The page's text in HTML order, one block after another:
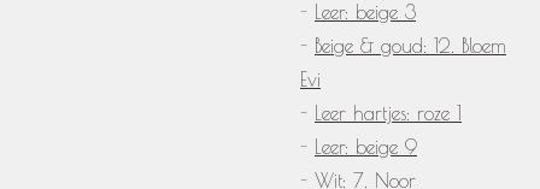
-
Leer: beige 3
- Beige & goud: 12. Bloem
Evi
-
Leer hartjes: roze 1
-
Leer: beige 9
- Wit: 7. Noor